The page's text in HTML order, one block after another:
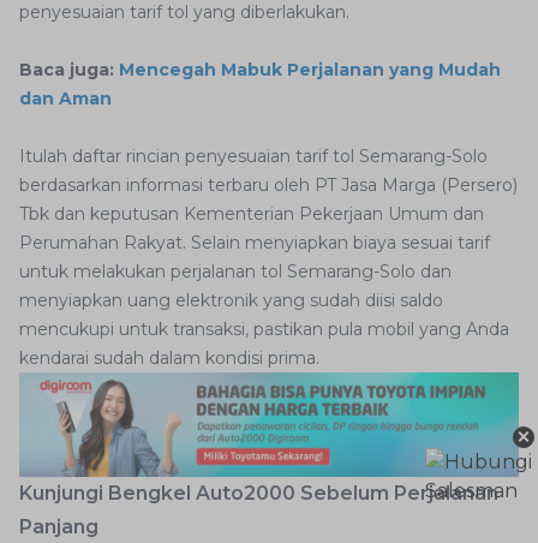
penyesuaian tarif tol yang diberlakukan.
Baca juga: Mencegah Mabuk Perjalanan yang Mudah
dan Aman
Itulah daftar rincian penyesuaian tarif tol Semarang-Solo
berdasarkan informasi terbaru oleh PT Jasa Marga (Persero)
Tbk dan keputusan Kementerian Pekerjaan Umum dan
Perumahan Rakyat. Selain menyiapkan biaya sesuai tarif
untuk melakukan perjalanan tol Semarang-Solo dan
menyiapkan uang elektronik yang sudah diisi saldo
mencukupi untuk transaksi, pastikan pula mobil yang Anda
kendarai sudah dalam kondisi prima.
Kunjungi Bengkel Auto2000 Sebelum Perjalanan
Panjang
×